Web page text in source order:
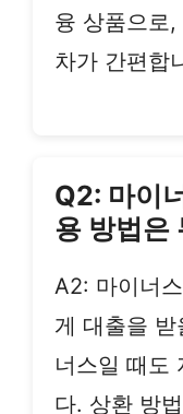
융 상품으로
차가 간편합
Q2: 마이
용 방법은
A2: 마이너
게 대출을
너스일 때도
다. 상환 방